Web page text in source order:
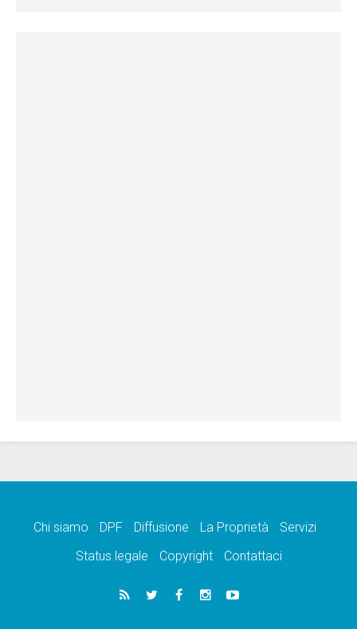
Chi siamo DPF Diffusione La Proprietà
Servizi
Status legale
Copyright Contattaci